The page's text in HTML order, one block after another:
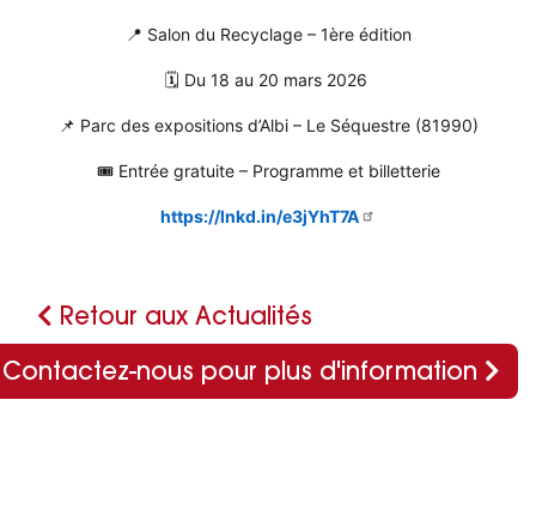
📍 Salon du Recyclage – 1ère édition
🗓 Du 18 au 20 mars 2026
📌 Parc des expositions d’Albi – Le Séquestre (81990)
🎟 Entrée gratuite – Programme et billetterie
https://lnkd.in/e3jYhT7A
Retour aux Actualités
Contactez-nous pour plus d'information